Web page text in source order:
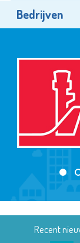
Bedrijven
Recent